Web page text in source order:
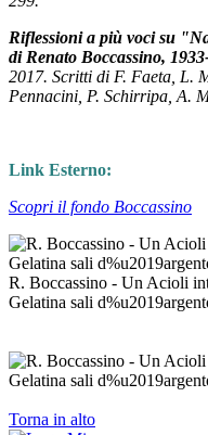
Riflessioni a più voci su
di Renato Boccassino,
2017. Scritti di F. Faeta, L.
Pennacini, P. Schirripa, A.
Link Esterno:
Scopri il fondo Boccassino
R. Boccassino - Un Acioli
Gelatina sali
Torna in alto